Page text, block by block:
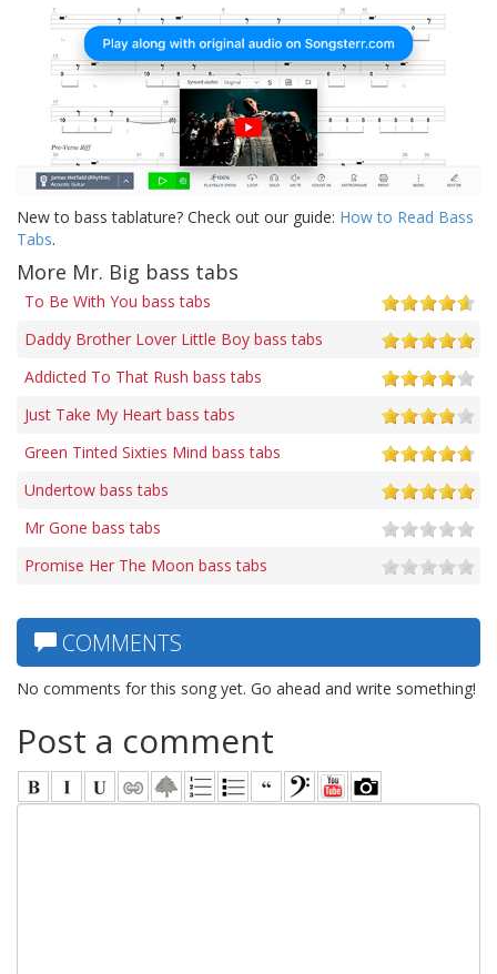
New to bass tablature? Check out our guide: How to Read Bass
Tabs.
More Mr. Big bass tabs
To Be With You bass tabs
Daddy Brother Lover Little Boy bass tabs
Addicted To That Rush bass tabs
Just Take My Heart bass tabs
Green Tinted Sixties Mind bass tabs
Undertow bass tabs
Mr Gone bass tabs
Promise Her The Moon bass tabs
COMMENTS
No comments for this song yet. Go ahead and write something!
Post a comment